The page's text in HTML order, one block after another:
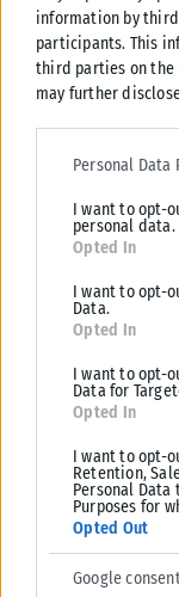
information by
participants. This
third parties on the
may further
Please note that
services and may
deny consent to
for below specified
Personal Data
I want to opt-
personal data.
Opted In
I want to opt-
Data.
Opted In
I want to opt-
Data for
Opted In
I want to opt-
Retention,
Personal
Purposes for
Opted Out
Google
Η αυθόρμητη αυτή
μέσα στον χώρο
🇧🇬 DARA
entry
[🎥 BNT]
— ESC
Η καλλιτέχνιδα
αλλά και με μέλη
ενώ η Dara
που της
που έμοιαζε
Dara